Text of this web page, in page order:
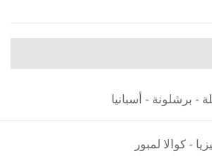
- برشلونة - أسبانيا
- كوالا لمبور